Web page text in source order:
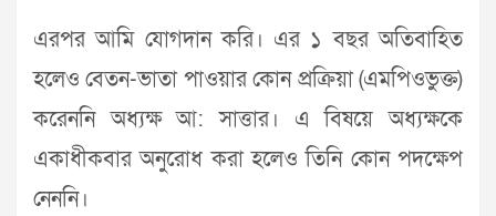
এরপর আমি যোগদান করি। এর ১ বছর অতিবাহিত
হলেও বেতন-ভাতা পাওয়ার কোন প্রক্রিয়া (এমপিওভুক্ত)
করেননি অধ্যক্ষ আ: সাত্তার। এ বিষয়ে অধ্যক্ষকে
একাধীকবার অনুরোধ করা হলেও তিনি কোন পদক্ষেপ
নেননি।